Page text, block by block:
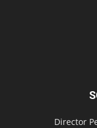
Director